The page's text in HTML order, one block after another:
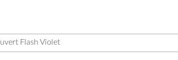
Flash Violet